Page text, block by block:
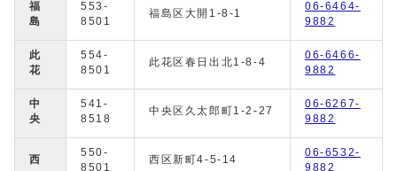
福
島
553-
8501
福島区大開1-8-1
06-6464-
9882
此
花
554-
8501
此花区春日出北1-8-4
06-6466-
9882
中
央
541-
8518
中央区久太郎町1-2-27
06-6267-
9882
西
550-
8501
西区新町4-5-14
06-6532-
9882